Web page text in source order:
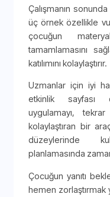
Çalışmanın
üç örnek özellikle
çocuğun
tamamlamasını
katılımını kolaylaştırır.
Uzmanlar için iyi
etkinlik sayfası
uygulamayı,
kolaylaştıran bir
düzeylerinde
planlamasında
Çocuğun yanıtı
hemen